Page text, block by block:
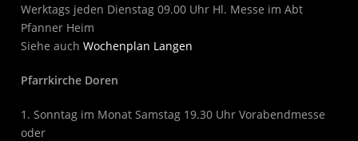
Werktags jeden Dienstag 09.00 Uhr Hl. Messe im Abt
Pfanner Heim
Siehe auchWochenplan Langen
Pfarrkirche Doren
1. Sonntag im Monat Samstag 19.30 Uhr Vorabendmesse
oder